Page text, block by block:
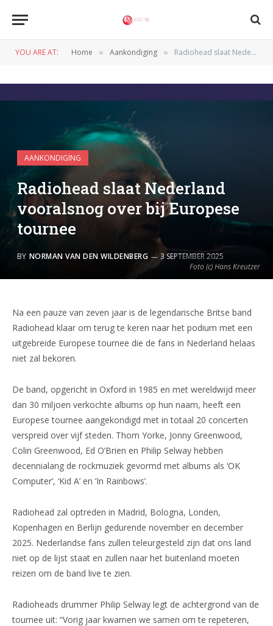
YOU ARE AT: Home » Aankondiging » Radiohead slaat Nederland vooralsnog over bij Europese tournee
Foto (c) Hans Kreutzer
AANKONDIGING
Radiohead slaat Nederland
vooralsnog over bij Europese
tournee
BY NORMAN VAN DEN WILDENBERG 3 SEPTEMBER 2025
Na een pauze van zeven jaar is de legendarische Britse band
Radiohead klaar om terug te keren naar het podium met een
uitgebreide Europese tournee die de fans in Nederland helaas
niet zal bekoren.
De band, opgericht in Oxford in 1985 en met wereldwijd meer
dan 30 miljoen verkochte albums op hun naam, heeft een
Europese tournee aangekondigd met in totaal 20 concerten
verspreid over vijf steden. Thom Yorke, Jonny Greenwood,
Colin Greenwood, Ed O’Brien en Philip Selway hebben
decennialang de rockmuziek gevormd met albums als ‘OK
Computer’, ‘Kid A’ en ‘In Rainbows’.
Radiohead zal optreden in Madrid, Bologna, Londen,
Kopenhagen en Berlijn gedurende november en december
2025. Nederlandse fans zullen teleurgesteld zijn dat ons land
niet op de lijst staat en zullen naar het buitenland moeten
reizen om de band live te zien.
Radioheads drummer Philip Selway legt de achtergrond van de
tournee uit: “Vorig jaar kwamen we samen om te repeteren,